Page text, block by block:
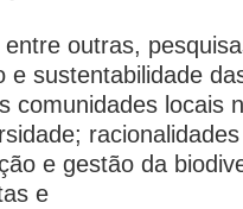
outras,
e sustentabilidade
comunidades locais
e gestão da
e